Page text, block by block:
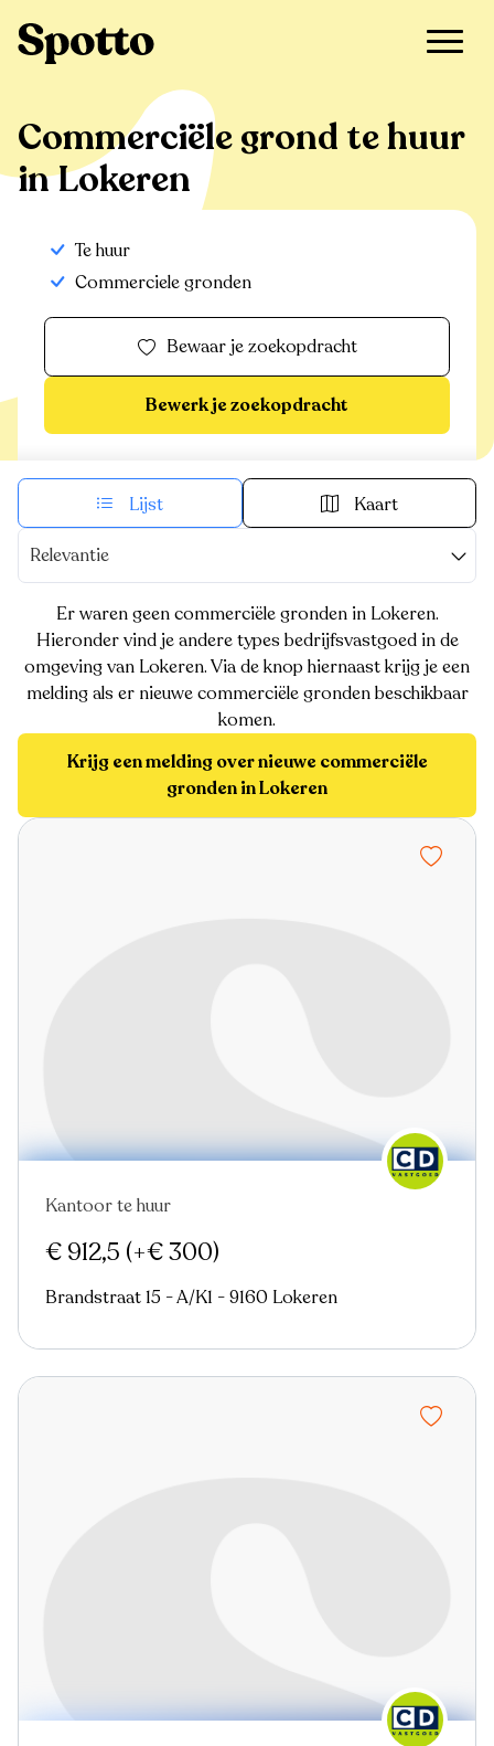
Lokeren >
Commerciële grond te huur
in Lokeren
Te huur
Commerciele gronden
Bewaar je zoekopdracht
Bewerk je zoekopdracht
Lijst Kaart
Relevantie
Er waren geen commerciële gronden in Lokeren.
Hieronder vind je andere types bedrijfsvastgoed in de
omgeving van Lokeren. Via de knop hiernaast krijg je een
melding als er nieuwe commerciële gronden beschikbaar
komen.
Krijg een melding over nieuwe commerciële
gronden in Lokeren
Kantoor te huur
€ 912,5 (+€ 300)
Brandstraat 15 - A/K1 - 9160 Lokeren